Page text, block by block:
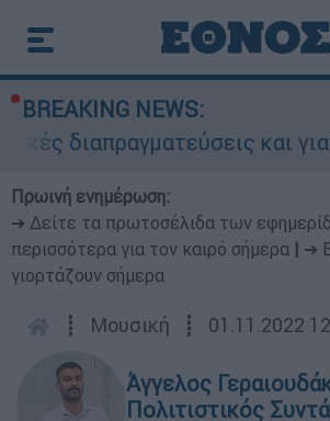
BREAKING NEWS:
και γιατί
Πρωινή ενημέρωση:
➔ Δείτε τα πρωτοσέλιδα των
περισσότερα για τον καιρό σήμερα
➔
γιορτάζουν σήμερα
┋ Μουσική ┋ 01.11.2022
Άγγελος
Πολιτιστικός